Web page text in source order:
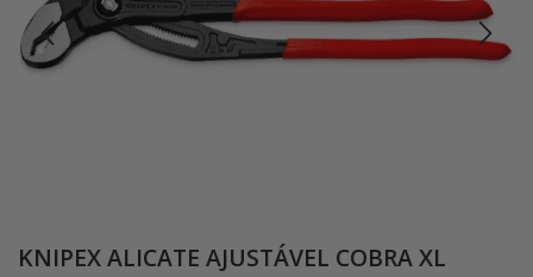
KNIPEX ALICATE AJUSTÁVEL COBRA XL